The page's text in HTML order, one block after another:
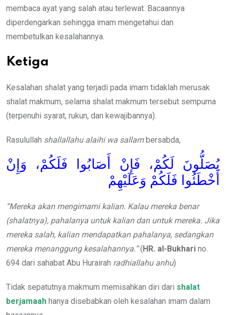
membaca ayat yang salah atau terlewat. Bacaannya
diperdengarkan sehingga imam mengetahui dan
membetulkan kesalahannya.
Ketiga
Kesalahan shalat yang terjadi pada imam tidaklah merusak
shalat makmum, selama shalat makmum tersebut sempurna
(terpenuhi syarat, rukun, dan kewajibannya).
Rasulullah shallallahu alaihi wa sallambersabda,
يُصَلُّونَ لَكُمْ، فَإِنْ أَصَابُوا فَلَكُمْ، وَإِنْ
أَخْطَئُوا فَلَكُمْ وَعَلَيْهِمْ
“Mereka akan mengimami kalian. Kalau mereka benar
(shalatnya), pahalanya untuk kalian dan untuk mereka. Jika
mereka salah, kalian mendapatkan pahalanya, sedangkan
mereka menanggung kesalahannya.”(HR. al-Bukhari no.
694 dari sahabat Abu Hurairah radhiallahu anhu)
Tidak sepatutnya makmum memisahkan diri dari shalat
berjamaah hanya disebabkan oleh kesalahan imam dalam